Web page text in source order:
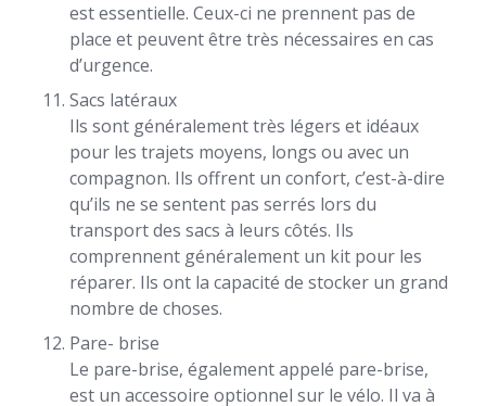
est essentielle. Ceux-ci ne prennent pas de
place et peuvent être très nécessaires en cas
d’urgence.
Sacs latéraux
Ils sont généralement très légers et idéaux
pour les trajets moyens, longs ou avec un
compagnon. Ils offrent un confort, c’est-à-dire
qu’ils ne se sentent pas serrés lors du
transport des sacs à leurs côtés. Ils
comprennent généralement un kit pour les
réparer. Ils ont la capacité de stocker un grand
nombre de choses.
Pare- brise
Le pare-brise, également appelé pare-brise,
est un accessoire optionnel sur le vélo. Il va à